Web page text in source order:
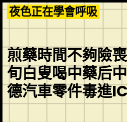
Skip
to
content
夜色正在學會呼吸
煎藥時間不夠險
旬白叟喝中藥后
德汽車零件毒進